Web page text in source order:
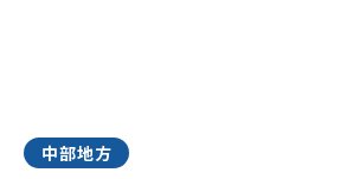
中部地方